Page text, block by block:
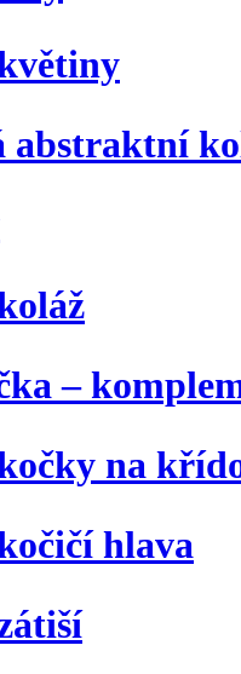
abstraktní
–
na
hlava